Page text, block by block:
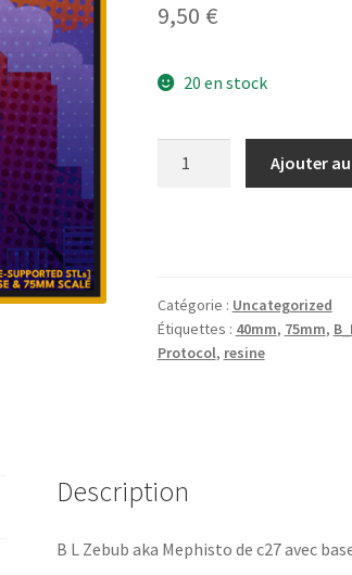
9,50 €
20 en stock
Mephisto
de
c27
Ajouter
Catégorie : Uncategorized
Étiquettes : 40mm, 75mm,
Protocol, resine
Description
B L Zebub aka Mephisto de c27 avec